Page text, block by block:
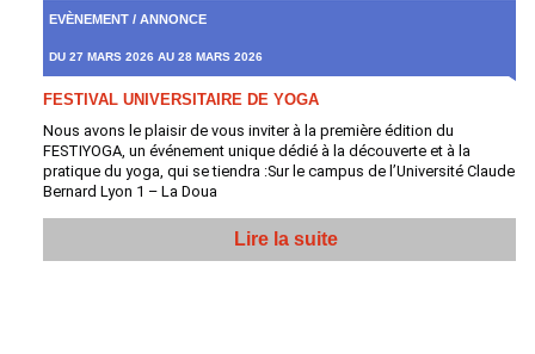
EVÈNEMENT / ANNONCE
DU 27 MARS 2026 AU 28 MARS 2026
FESTIVAL UNIVERSITAIRE DE YOGA
Nous avons le plaisir de vous inviter à la première édition du
FESTIYOGA, un événement unique dédié à la découverte et à la
pratique du yoga, qui se tiendra :Sur le campus de l’Université Claude
Bernard Lyon 1 – La Doua
Lire la suite